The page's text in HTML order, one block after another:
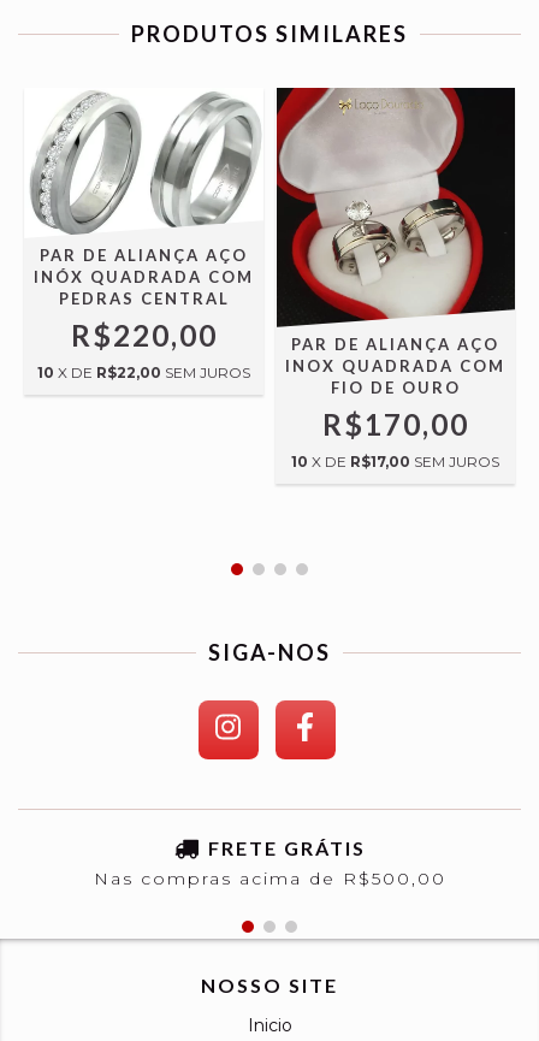
PRODUTOS SIMILARES
PAR DE ALIANÇA AÇO
INÓX QUADRADA COM
PEDRAS CENTRAL
R$220,00
10 X DE R$22,00 SEM JUROS
PAR DE ALIANÇA AÇO
INOX QUADRADA COM
FIO DE OURO
R$170,00
10 X DE R$17,00 SEM JUROS
SIGA-NOS
FRETE GRÁTIS
Nas compras acima de R$500,00
NOSSO SITE
Inicio